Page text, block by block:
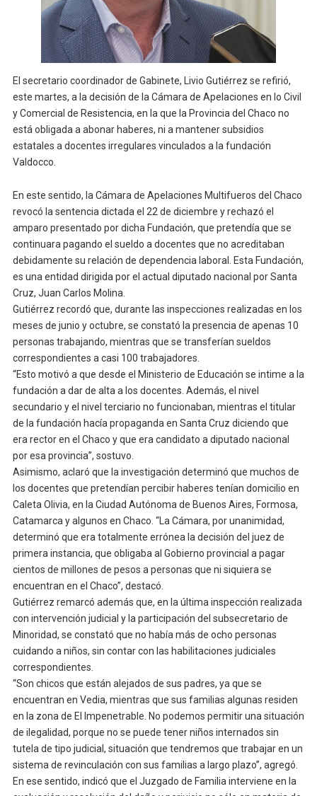
El secretario coordinador de Gabinete, Livio Gutiérrez se refirió,
este martes, a la decisión de la Cámara de Apelaciones en lo Civil
y Comercial de Resistencia, en la que la Provincia del Chaco no
está obligada a abonar haberes, ni a mantener subsidios
estatales a docentes irregulares vinculados a la fundación
Valdocco.
En este sentido, la Cámara de Apelaciones Multifueros del Chaco
revocó la sentencia dictada el 22 de diciembre y rechazó el
amparo presentado por dicha Fundación, que pretendía que se
continuara pagando el sueldo a docentes que no acreditaban
debidamente su relación de dependencia laboral. Esta Fundación,
es una entidad dirigida por el actual diputado nacional por Santa
Cruz, Juan Carlos Molina.
Gutiérrez recordó que, durante las inspecciones realizadas en los
meses de junio y octubre, se constató la presencia de apenas 10
personas trabajando, mientras que se transferían sueldos
correspondientes a casi 100 trabajadores.
“Esto motivó a que desde el Ministerio de Educación se intime a la
fundación a dar de alta a los docentes. Además, el nivel
secundario y el nivel terciario no funcionaban, mientras el titular
de la fundación hacía propaganda en Santa Cruz diciendo que
era rector en el Chaco y que era candidato a diputado nacional
por esa provincia”, sostuvo.
Asimismo, aclaró que la investigación determinó que muchos de
los docentes que pretendían percibir haberes tenían domicilio en
Caleta Olivia, en la Ciudad Autónoma de Buenos Aires, Formosa,
Catamarca y algunos en Chaco. “La Cámara, por unanimidad,
determinó que era totalmente errónea la decisión del juez de
primera instancia, que obligaba al Gobierno provincial a pagar
cientos de millones de pesos a personas que ni siquiera se
encuentran en el Chaco”, destacó.
Gutiérrez remarcó además que, en la última inspección realizada
con intervención judicial y la participación del subsecretario de
Minoridad, se constató que no había más de ocho personas
cuidando a niños, sin contar con las habilitaciones judiciales
correspondientes.
“Son chicos que están alejados de sus padres, ya que se
encuentran en Vedia, mientras que sus familias algunas residen
en la zona de El Impenetrable. No podemos permitir una situación
de ilegalidad, porque no se puede tener niños internados sin
tutela de tipo judicial, situación que tendremos que trabajar en un
sistema de revinculación con sus familias a largo plazo”, agregó.
En ese sentido, indicó que el Juzgado de Familia interviene en la